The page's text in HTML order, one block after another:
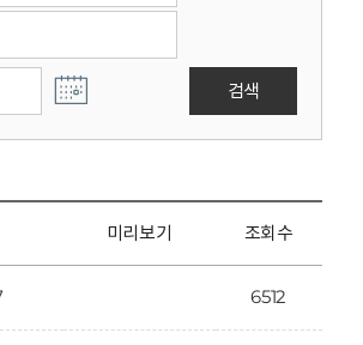
검색
미리보기 조회수
6512